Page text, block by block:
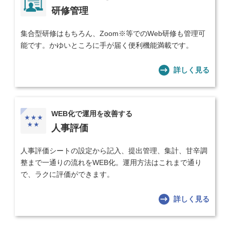
研修管理
集合型研修はもちろん、Zoom※等でのWeb研修も管理可
能です。かゆいところに手が届く便利機能満載です。
詳しく見る
WEB化で運用を改善する
人事評価
人事評価シートの設定から記入、提出管理、集計、甘辛調
整まで一通りの流れをWEB化。運用方法はこれまで通り
で、ラクに評価ができます。
詳しく見る